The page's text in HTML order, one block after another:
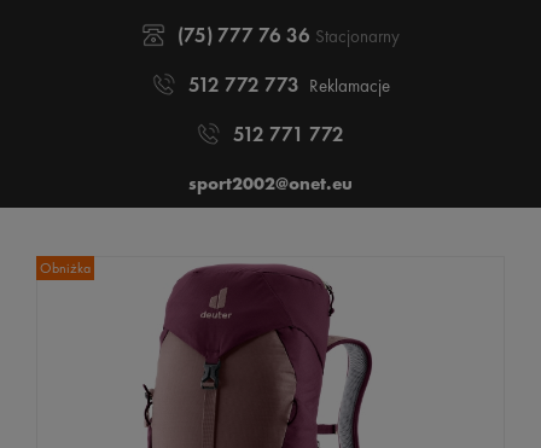
(75) 777 76 36 Stacjonarny
512 772 773 Reklamacje
512 771 772
sport2002@onet.eu
Obniżka